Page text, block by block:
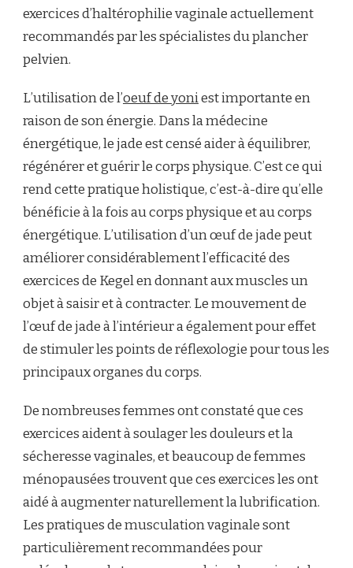
exercices d’haltérophilie vaginale actuellement
recommandés par les spécialistes du plancher
pelvien.
L’utilisation de l’oeuf de yoniest importante en
raison de son énergie. Dans la médecine
énergétique, le jade est censé aider à équilibrer,
régénérer et guérir le corps physique. C’est ce qui
rend cette pratique holistique, c’est-à-dire qu’elle
bénéficie à la fois au corps physique et au corps
énergétique. L’utilisation d’un œuf de jade peut
améliorer considérablement l’efficacité des
exercices de Kegel en donnant aux muscles un
objet à saisir et à contracter. Le mouvement de
l’œuf de jade à l’intérieur a également pour effet
de stimuler les points de réflexologie pour tous les
principaux organes du corps.
De nombreuses femmes ont constaté que ces
exercices aident à soulager les douleurs et la
sécheresse vaginales, et beaucoup de femmes
ménopausées trouvent que ces exercices les ont
aidé à augmenter naturellement la lubrification.
Les pratiques de musculation vaginale sont
particulièrement recommandées pour